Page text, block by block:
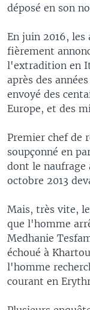
déposé en son
En juin 2016,
fièrement
l'extradition en
après des
envoyé des
Europe, et des
Premier chef de
soupçonné en
dont le
octobre 2013
Mais, très vite,
que l'homme
Medhanie
échoué à
l'homme
courant en